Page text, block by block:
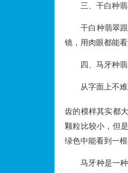
三、干白种
干白种翡翠
镜，用肉眼都能
四、马牙种
从字面上不
齿的模样其实都
颗粒比较小，但
绿色中能看到一
马牙种是一